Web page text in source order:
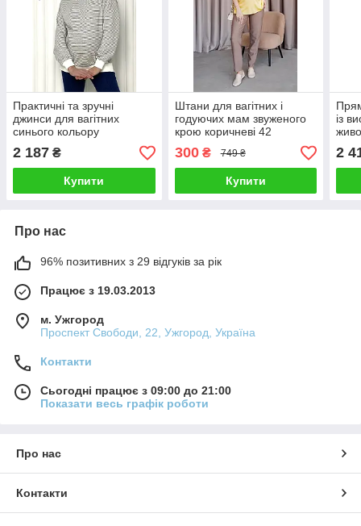
Практичні та зручні
джинси для вагітних
синього кольору
2 187 ₴
Купити
Штани для вагітних і
годуючих мам звуженого
крою коричневі 42
300₴ 749 ₴
Купити
із
2
Про нас
96% позитивних з 29 відгуків за рік
Працює з 19.03.2013
м. Ужгород
Проспект Свободи, 22, Ужгород, Україна
Контакти
Сьогодні працює з 09:00 до 21:00
Показати весь графік роботи
Про нас
Контакти